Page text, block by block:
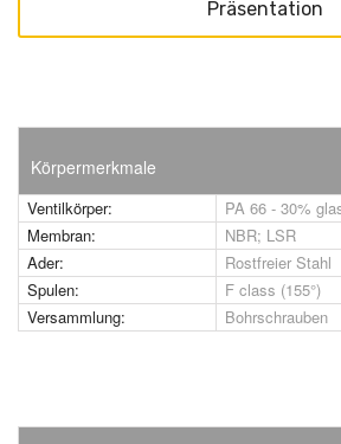
Präsentation
Körpermerkmale
Ventilkörper:
PA 66 - 30%
Membran:
NBR; LSR
Ader:
Rostfreier Stahl
Spulen:
F class (155°)
Versammlung:
Bohrschrauben